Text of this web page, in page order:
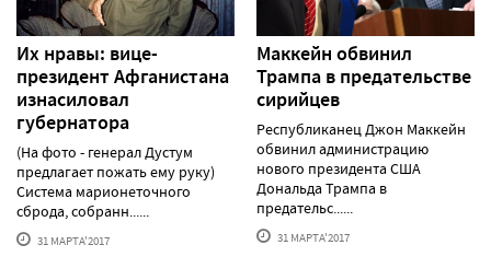
Их нравы: вице-
президент Афганистана
изнасиловал
губернатора
(На фото - генерал Дустум
предлагает пожать ему руку)
Система марионеточного
сброда, собранн......
31 МАРТА'2017
Маккейн обвинил
Трампа в предательстве
сирийцев
Республиканец Джон Маккейн
обвинил администрацию
нового президента США
Дональда Трампа в
предательс......
31 МАРТА'2017